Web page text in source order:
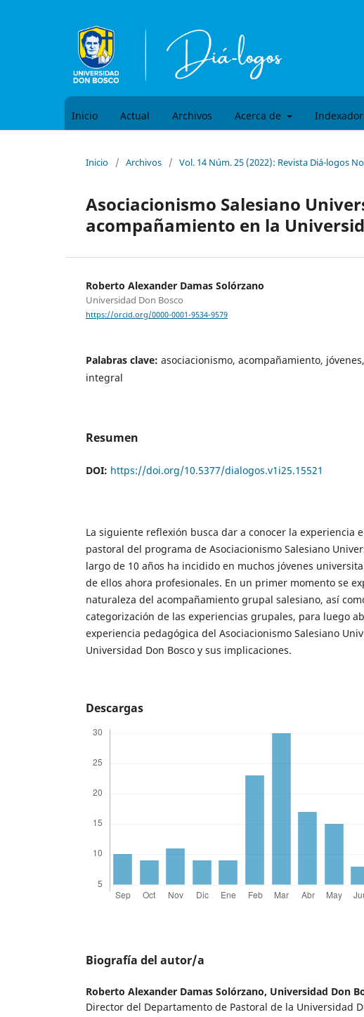
Inicio Actual Archivos Acerca de
Inicio / Archivos / Vol. 14 Núm. 25 (2022): Revista Diá-logos
Asociacionismo Salesiano
acompañamiento en la
Roberto Alexander Damas Solórzano
Universidad Don Bosco
https://orcid.org/0000-0001-9534-9579
Palabras clave: asociacionismo, acompañamiento,
integral
Resumen
DOI: https://doi.org/10.5377/dialogos.v1i25.15521
La siguiente reflexión busca dar a conocer la experiencia
pastoral del programa de Asociacionismo Salesiano
largo de 10 años ha incidido en muchos jóvenes
de ellos ahora profesionales. En un primer momento se
naturaleza del acompañamiento grupal salesiano, así
categorización de las experiencias grupales, para luego
experiencia pedagógica del Asociacionismo Salesiano
Universidad Don Bosco y sus implicaciones.
Descargas
Biografía del autor/a
Roberto Alexander Damas Solórzano, Universidad Don
Director del Departamento de Pastoral de la Universidad